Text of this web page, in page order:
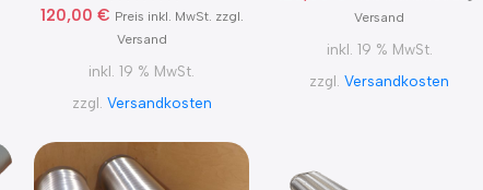
120,00 € Preis inkl. MwSt. zzgl.
Versand
inkl. 19 % MwSt.
zzgl. Versandkosten
Versand
inkl. 19 % MwSt.
zzgl.Versandkosten